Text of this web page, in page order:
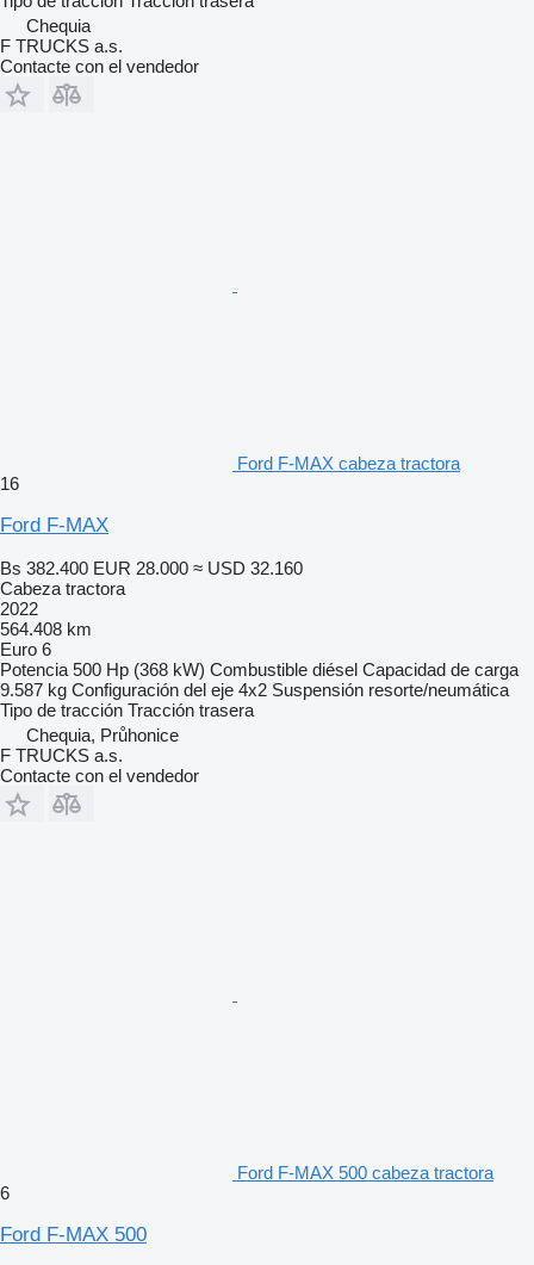
Chequia
F TRUCKS a.s.
Contacte con el vendedor
Ford F-MAX cabeza tractora
16
Ford F-MAX
Bs 382.400 EUR 28.000 ≈ USD 32.160
Cabeza tractora
2022
564.408 km
Euro 6
Potencia 500 Hp (368 kW) Combustible diésel Capacidad de carga
9.587 kg Configuración del eje 4x2 Suspensión resorte/neumática
Tipo de tracción Tracción trasera
Chequia, Průhonice
F TRUCKS a.s.
Contacte con el vendedor
Ford F-MAX 500 cabeza tractora
6
Ford F-MAX 500